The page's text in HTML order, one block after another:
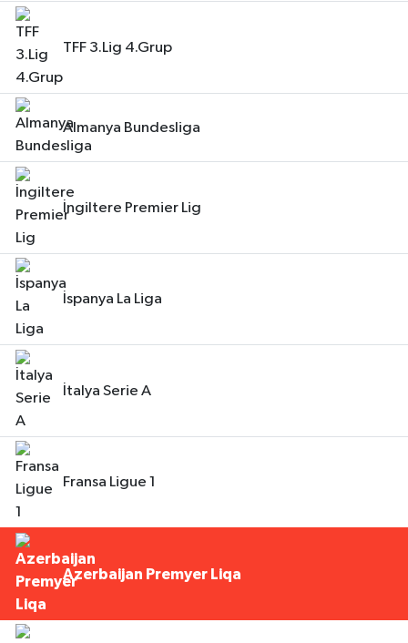
TFF 3.Lig 4.Grup
Almanya Bundesliga
İngiltere Premier Lig
İspanya La Liga
İtalya Serie A
Fransa Ligue 1
Azerbaijan Premyer Liqa